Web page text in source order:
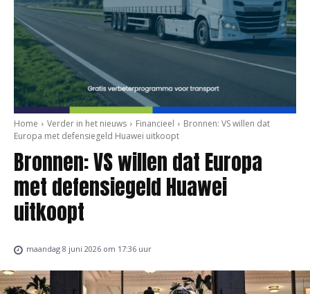
Home Verder in het nieuws Financieel
Bronnen: VS willen dat
Europa met defensiegeld Huawei uitkoopt
Bronnen: VS willen dat Europa
met defensiegeld Huawei
uitkoopt
maandag 8 juni 2026 om 17:36 uur